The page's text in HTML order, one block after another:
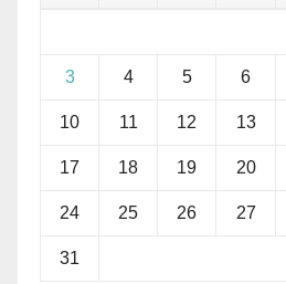
3 4 5 6
10 11 12 13
17 18 19 20
24 25 26 27
31